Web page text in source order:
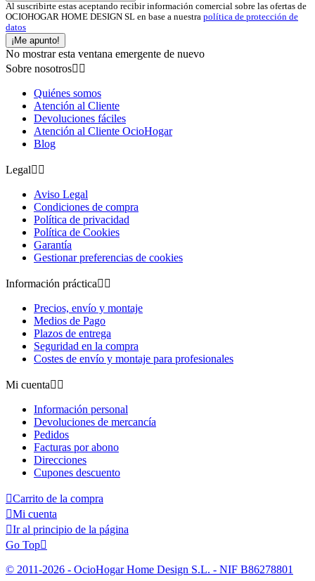
Al suscribirte estas aceptando recibir información comercial sobre las ofertas de
OCIOHOGAR HOME DESIGN SL en base a nuestra política de protección de
datos
¡Me apunto!
No mostrar esta ventana emergente de nuevo
Sobre nosotros 
Quiénes somos
Atención al Cliente
Devoluciones fáciles
Atención al Cliente OcioHogar
Blog
Legal 
Aviso Legal
Condiciones de compra
Política de privacidad
Política de Cookies
Garantía
Gestionar preferencias de cookies
Información práctica 
Precios, envío y montaje
Medios de Pago
Plazos de entrega
Seguridad en la compra
Costes de envío y montaje para profesionales
Mi cuenta 
Información personal
Devoluciones de mercancía
Pedidos
Facturas por abono
Direcciones
Cupones descuento
Carrito de la compra
Mi cuenta
Ir al principio de la página
Go Top
© 2011-2026 - OcioHogar Home Design S.L. - NIF B86278801